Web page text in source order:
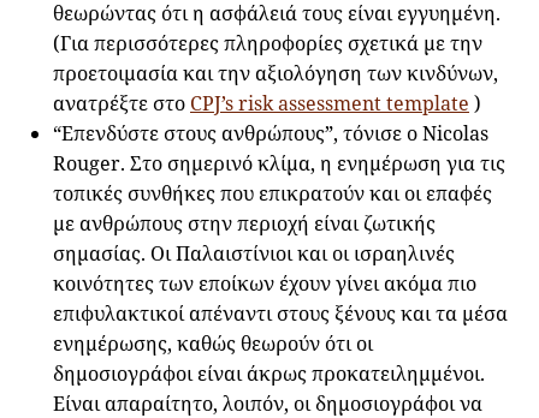
θεωρώντας ότι η ασφάλειά τους είναι εγγυημένη.
(Για περισσότερες πληροφορίες σχετικά με την
προετοιμασία και την αξιολόγηση των κινδύνων,
ανατρέξτε στο CPJ’s risk assessment template )
“Επενδύστε στους ανθρώπους”, τόνισε ο Nicolas
Rouger. Στο σημερινό κλίμα, η ενημέρωση για τις
τοπικές συνθήκες που επικρατούν και οι επαφές
με ανθρώπους στην περιοχή είναι ζωτικής
σημασίας. Οι Παλαιστίνιοι και οι ισραηλινές
κοινότητες των εποίκων έχουν γίνει ακόμα πιο
επιφυλακτικοί απέναντι στους ξένους και τα μέσα
ενημέρωσης, καθώς θεωρούν ότι οι
δημοσιογράφοι είναι άκρως προκατειλημμένοι.
Είναι απαραίτητο, λοιπόν, οι δημοσιογράφοι να